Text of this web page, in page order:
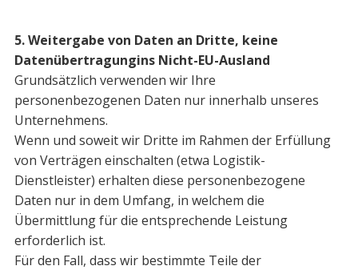
5. Weitergabe von Daten an Dritte, keine
Datenübertragungins Nicht-EU-Ausland
Grundsätzlich verwenden wir Ihre
personenbezogenen Daten nur innerhalb unseres
Unternehmens.
Wenn und soweit wir Dritte im Rahmen der Erfüllung
von Verträgen einschalten (etwa Logistik-
Dienstleister) erhalten diese personenbezogene
Daten nur in dem Umfang, in welchem die
Übermittlung für die entsprechende Leistung
erforderlich ist.
Für den Fall, dass wir bestimmte Teile der